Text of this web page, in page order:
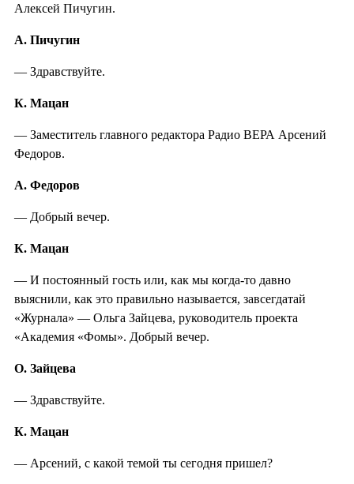
Алексей Пичугин.
А. Пичугин
— Здравствуйте.
К. Мацан
— Заместитель главного редактора Радио ВЕРА Арсений
Федоров.
А. Федоров
— Добрый вечер.
К. Мацан
— И постоянный гость или, как мы когда-то давно
выяснили, как это правильно называется, завсегдатай
«Журнала» — Ольга Зайцева, руководитель проекта
«Академия «Фомы». Добрый вечер.
О. Зайцева
— Здравствуйте.
К. Мацан
— Арсений, с какой темой ты сегодня пришел?